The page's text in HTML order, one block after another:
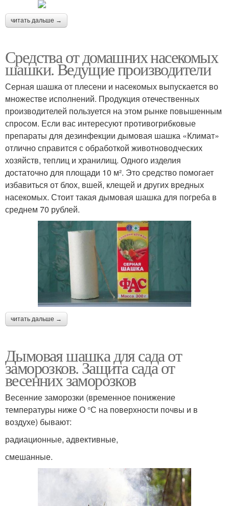
читать дальше →
Средства от домашних насекомых
шашки. Ведущие производители
Серная шашка от плесени и насекомых выпускается во
множестве исполнений. Продукция отечественных
производителей пользуется на этом рынке повышенным
спросом. Если вас интересуют противогрибковые
препараты для дезинфекции дымовая шашка «Климат»
отлично справится с обработкой животноводческих
хозяйств, теплиц и хранилищ. Одного изделия
достаточно для площади 10 м². Это средство помогает
избавиться от блох, вшей, клещей и других вредных
насекомых. Стоит такая дымовая шашка для погреба в
среднем 70 рублей.
читать дальше →
Дымовая шашка для сада от
заморозков. Защита сада от
весенних заморозков
Весенние заморозки (временное понижение
температуры ниже О °С на поверхности почвы и в
воздухе) бывают:
радиационные, адвективные,
смешанные.